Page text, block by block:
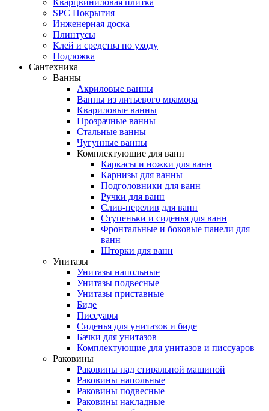
Кварцвиниловая плитка
SPC Покрытия
Инженерная доска
Плинтусы
Клей и средства по уходу
Подложка
Сантехника
Ванны
Акриловые ванны
Ванны из литьевого мрамора
Квариловые ванны
Прозрачные ванны
Стальные ванны
Чугунные ванны
Комплектующие для ванн
Каркасы и ножки для ванн
Карнизы для ванны
Подголовники для ванн
Ручки для ванн
Слив-перелив для ванн
Ступеньки и сиденья для ванн
Фронтальные и боковые панели для
ванн
Шторки для ванн
Унитазы
Унитазы напольные
Унитазы подвесные
Унитазы приставные
Биде
Писсуары
Сиденья для унитазов и биде
Бачки для унитазов
Комплектующие для унитазов и писсуаров
Раковины
Раковины над стиральной машиной
Раковины напольные
Раковины подвесные
Раковины накладные